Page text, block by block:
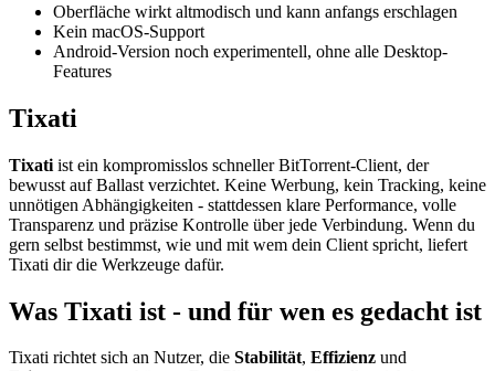
Oberfläche wirkt altmodisch und kann anfangs erschlagen
Kein macOS-Support
Android-Version noch experimentell, ohne alle Desktop-
Features
Tixati
Tixati ist ein kompromisslos schneller BitTorrent-Client, der
bewusst auf Ballast verzichtet. Keine Werbung, kein Tracking, keine
unnötigen Abhängigkeiten - stattdessen klare Performance, volle
Transparenz und präzise Kontrolle über jede Verbindung. Wenn du
gern selbst bestimmst, wie und mit wem dein Client spricht, liefert
Tixati dir die Werkzeuge dafür.
Was Tixati ist - und für wen es gedacht ist
Tixati richtet sich an Nutzer, die Stabilität, Effizienz und